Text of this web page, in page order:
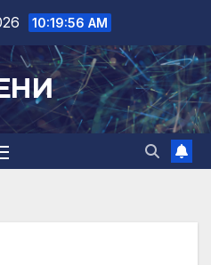
10:19:57 AM